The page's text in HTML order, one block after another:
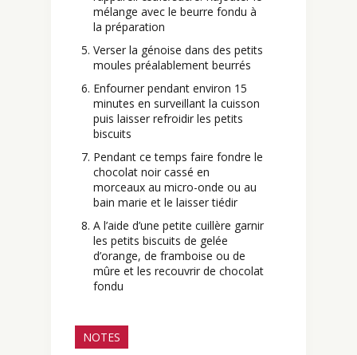
mélange avec le beurre fondu à
la préparation
Verser la génoise dans des petits
moules préalablement beurrés
Enfourner pendant environ 15
minutes en surveillant la cuisson
puis laisser refroidir les petits
biscuits
Pendant ce temps faire fondre le
chocolat noir cassé en
morceaux au micro-onde ou au
bain marie et le laisser tiédir
A l’aide d’une petite cuillère garnir
les petits biscuits de gelée
d’orange, de framboise ou de
mûre et les recouvrir de chocolat
fondu
NOTES